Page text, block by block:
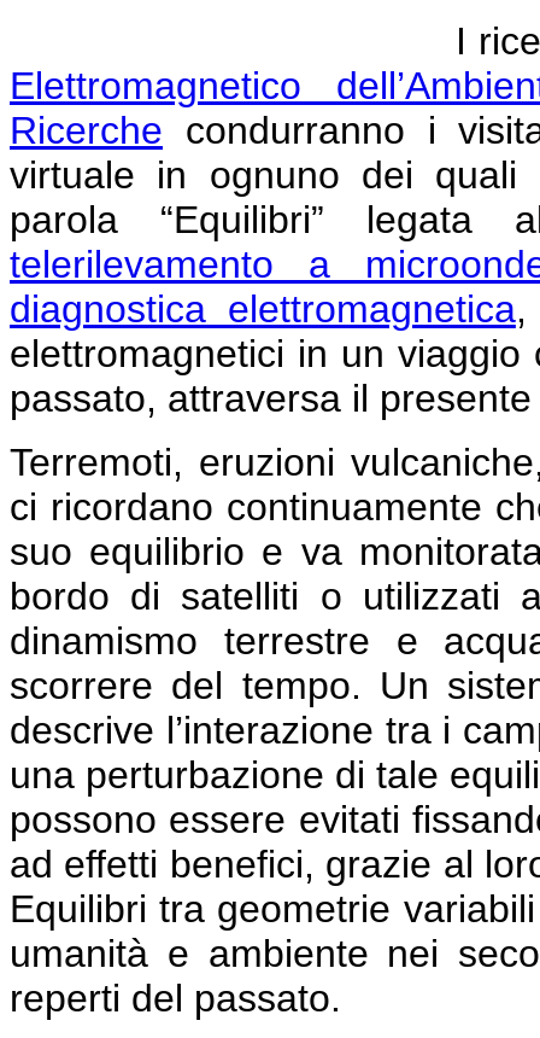
I
Elettromagnetico
Ricerche condurranno i
virtuale in ognuno dei quali
parola “Equilibri”
telerilevamento a
diagnostica elettromagnetica,
elettromagnetici in un viaggio
passato, attraversa il
Terremoti, eruzioni
ci ricordano continuamente
suo equilibrio e va
bordo di satelliti o utilizzati
dinamismo terrestre e
scorrere del tempo. Un
descrive l’interazione tra i
una perturbazione di tale
possono essere evitati
ad effetti benefici, grazie al
Equilibri tra geometrie
umanità e ambiente nei
reperti del passato.